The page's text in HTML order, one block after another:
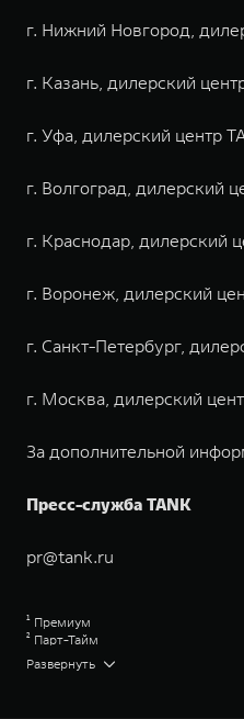
г. Нижний Новгород,
г. Казань, дилерский
г. Уфа, дилерский центр
г. Волгоград, дилерский
г. Краснодар, дилерский
г. Воронеж, дилерский
г. Санкт-Петербург,
г. Москва, дилерский
За дополнительной
Пресс-служба TANK
pr@tank.ru
¹ Премиум
² Парт-Тайм
³ Бедлок
⁴ БФ Гудрич Олл Террейн
Развернуть